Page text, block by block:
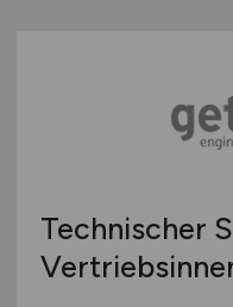
Technischer